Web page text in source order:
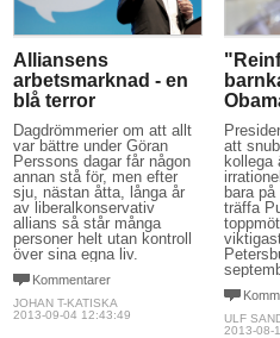
Alliansens
arbetsmarknad - en
blå terror
Dagdrömmerier om att allt
var bättre under Göran
Perssons dagar får någon
annan stå för, men efter
sju, nästan åtta, långa år
av liberalkonservativ
allians så står många
personer helt utan kontroll
över sina egna liv.
Kommentarer
JOHAN T-KATISKA
2013-09-04 12:43:49
att
kollega
bara
träffa
ULF
2013-08-